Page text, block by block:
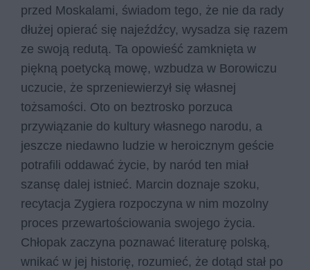
przed Moskalami, świadom tego, że nie da rady
dłużej opierać się najeźdźcy, wysadza się razem
ze swoją redutą. Ta opowieść zamknięta w
piękną poetycką mowę, wzbudza w Borowiczu
uczucie, że sprzeniewierzył się własnej
tożsamości. Oto on beztrosko porzuca
przywiązanie do kultury własnego narodu, a
jeszcze niedawno ludzie w heroicznym geście
potrafili oddawać życie, by naród ten miał
szansę dalej istnieć. Marcin doznaje szoku,
recytacja Zygiera rozpoczyna w nim mozolny
proces przewartościowania swojego życia.
Chłopak zaczyna poznawać literaturę polską,
wnikać w jej historię, rozumieć, że dotąd stał po